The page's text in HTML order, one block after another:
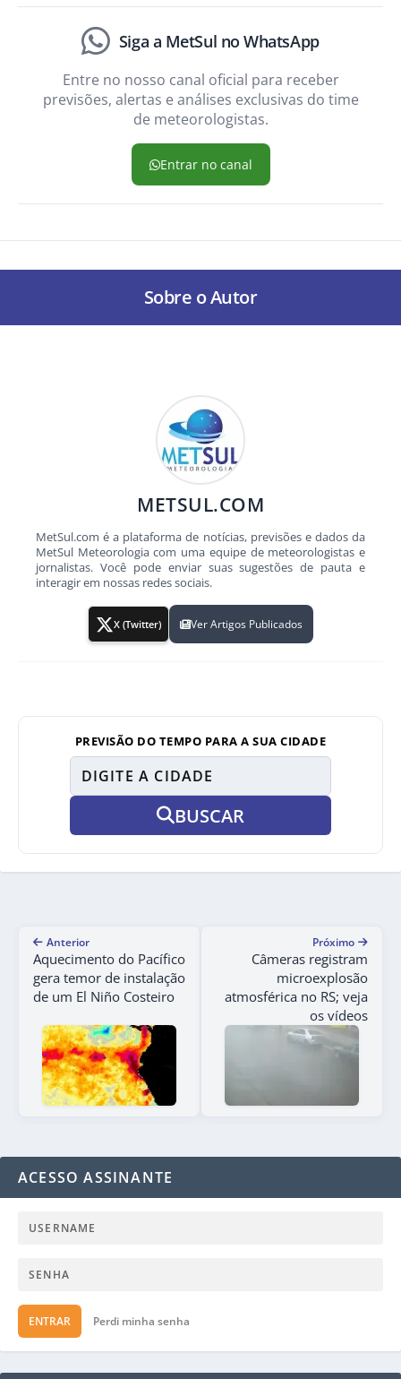
Siga a MetSul no WhatsApp
Entre no nosso canal oficial para receber
previsões, alertas e análises exclusivas do time
de meteorologistas.
Entrar no canal
Sobre o Autor
METSUL.COM
MetSul.com é a plataforma de notícias, previsões e dados da
MetSul Meteorologia com uma equipe de meteorologistas e
jornalistas. Você pode enviar suas sugestões de pauta e
interagir em nossas redes sociais.
X (Twitter) Ver Artigos Publicados
PREVISÃO DO TEMPO PARA A SUA CIDADE
BUSCAR
Anterior
Aquecimento do Pacífico
gera temor de instalação
de um El Niño Costeiro
Próximo
Câmeras registram
microexplosão
atmosférica no RS; veja
os vídeos
ACESSO ASSINANTE
ENTRAR Perdi minha senha